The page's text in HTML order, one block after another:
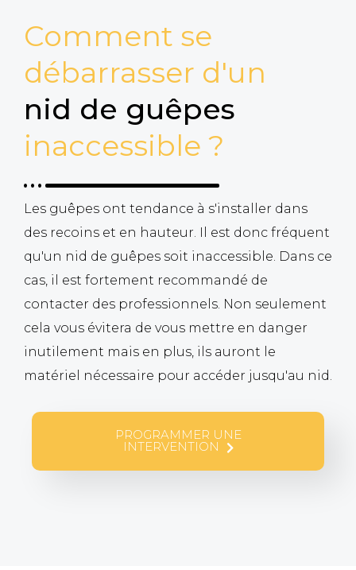
Comment se
débarrasser d'un
nid de guêpes
inaccessible ?
Les guêpes ont tendance à s'installer dans
des recoins et en hauteur. Il est donc fréquent
qu'un nid de guêpes soit inaccessible. Dans ce
cas, il est fortement recommandé de
contacter des professionnels. Non seulement
cela vous évitera de vous mettre en danger
inutilement mais en plus, ils auront le
matériel nécessaire pour accéder jusqu'au nid.
PROGRAMMER UNE
INTERVENTION